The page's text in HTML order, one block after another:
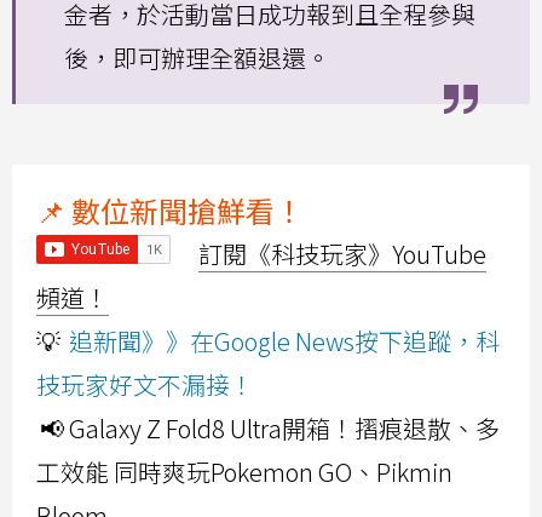
金者，於活動當日成功報到且全程參與
後，即可辦理全額退還。
📌 數位新聞搶鮮看！
訂閱《科技玩家》YouTube
頻道！
💡 追新聞》》在Google News按下追蹤，科
技玩家好文不漏接！
📢 Galaxy Z Fold8 Ultra開箱！摺痕退散、多
工效能 同時爽玩Pokemon GO、Pikmin